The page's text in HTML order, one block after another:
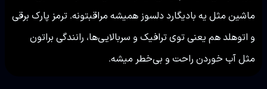
ماشین مثل یه بادیگارد دلسوز همیشه مراقبتونه. ترمز پارک برقی
و اتوهلد هم یعنی توی ترافیک و سربالایی‌ها، رانندگی براتون
مثل آب خوردن راحت و بی‌خطر میشه.